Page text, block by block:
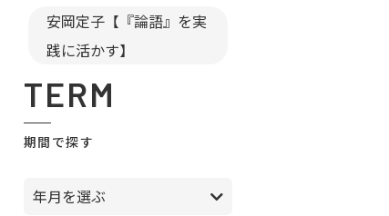
安岡定子【『論語』を実
践に活かす】
TERM
期間で探す
年月を選ぶ